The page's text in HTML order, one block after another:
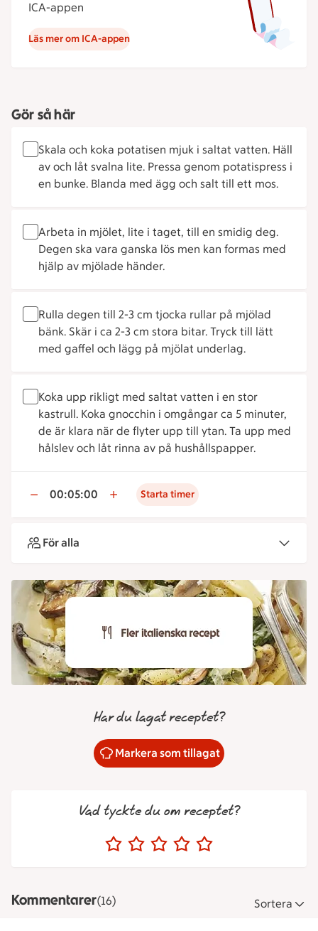
ICA-appen
Läs mer om ICA-appen
Gör så här
Skala och koka potatisen mjuk i saltat vatten. Häll
av och låt svalna lite. Pressa genom potatispress i
en bunke. Blanda med ägg och salt till ett mos.
Arbeta in mjölet, lite i taget, till en smidig deg.
Degen ska vara ganska lös men kan formas med
hjälp av mjölade händer.
Rulla degen till 2-3 cm tjocka rullar på mjölad
bänk. Skär i ca 2-3 cm stora bitar. Tryck till lätt
med gaffel och lägg på mjölat underlag.
Koka upp rikligt med saltat vatten i en stor
kastrull. Koka gnocchin i omgångar ca 5 minuter,
de är klara när de flyter upp till ytan. Ta upp med
hålslev och låt rinna av på hushållspapper.
00:05:00 Starta timer
För alla
Har du lagat receptet?
Markera som tillagat
Vad tyckte du om receptet?
Kommentarer(16) Sortera